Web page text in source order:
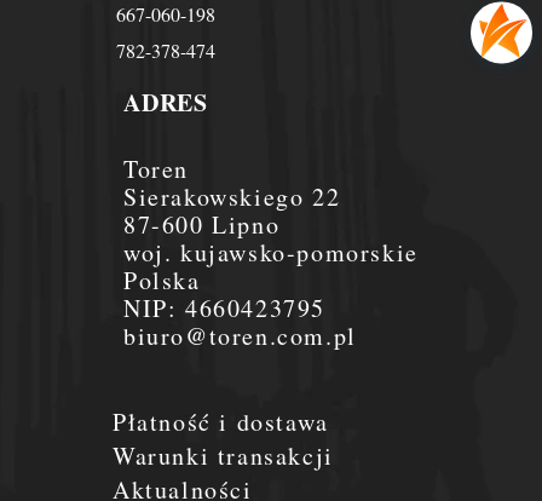
Płatność i dostawa
Warunki transakcji
Aktualności
ADRES
Toren
Sierakowskiego 22
87-600 Lipno
woj. kujawsko-pomorskie
Polska
NIP:4660423795
biuro@toren.com.pl
667-060-198
782-378-474